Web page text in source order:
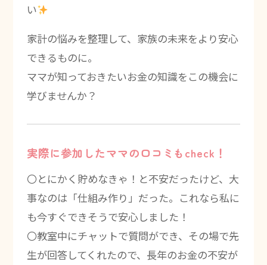
い
家計の悩みを整理して、家族の未来をより安心
できるものに。
ママが知っておきたいお金の知識をこの機会に
学びませんか？
実際に参加したママの口コミもcheck！
〇とにかく貯めなきゃ！と不安だったけど、大
事なのは「仕組み作り」だった。これなら私に
も今すぐできそうで安心しました！
〇教室中にチャットで質問ができ、その場で先
生が回答してくれたので、長年のお金の不安が